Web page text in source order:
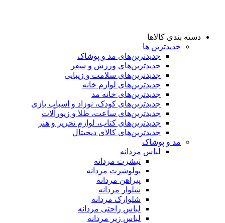
دسته بندی کالاها
جدیدترین ها
جدید‌ترین‌های مد و پوشاک
جدید‌ترین‌های ورزش و سفر
جدید‌ترین‌های سلامت و زیبایی
جدید‌ترین‌های لوازم خانه
جدیدترین‌های خانه مد
جدید‌ترین‌های کودک، نوزاد و اسباب بازی
جدید‌ترین‌های ساعت، طلا و زیورآلات
جدید‌ترین‌های کتاب، لوازم تحریر و هنر
جدید‌ترین‌های کالای دیجیتال
مد و پوشاک
لباس مردانه
تیشرت مردانه
پولوشرت مردانه
پیراهن مردانه
شلوار مردانه
شلوارک مردانه
لباس راحتی مردانه
لباس زیر مردانه